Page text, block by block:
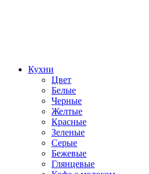
Кухни
Цвет
Белые
Черные
Желтые
Красные
Зеленые
Серые
Бежевые
Глянцевые